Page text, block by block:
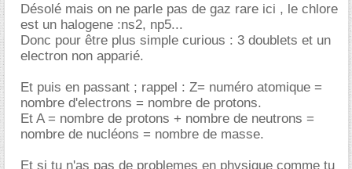
Désolé mais on ne parle pas de gaz rare ici , le chlore
est un halogene :ns2, np5...
Donc pour être plus simple curious : 3 doublets et un
electron non apparié.
Et puis en passant ; rappel : Z= numéro atomique =
nombre d'electrons = nombre de protons.
Et A = nombre de protons + nombre de neutrons =
nombre de nucléons = nombre de masse.
Et si tu n'as pas de problemes en physique comme tu